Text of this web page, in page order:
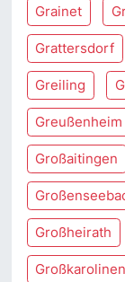
Grainet
Grattersdorf
Greiling
Greußenheim
Großaitingen
Großheirath